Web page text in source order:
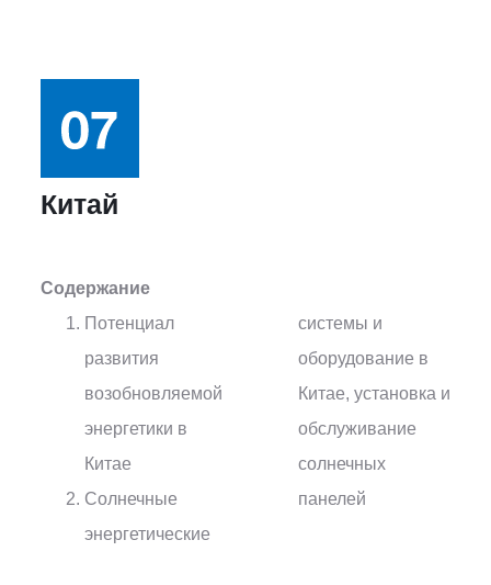
Китай
Содержание
Потенциал
развития
возобновляемой
энергетики в
Китае
Солнечные
энергетические
системы и
оборудование в
Китае, установка и
обслуживание
солнечных
панелей